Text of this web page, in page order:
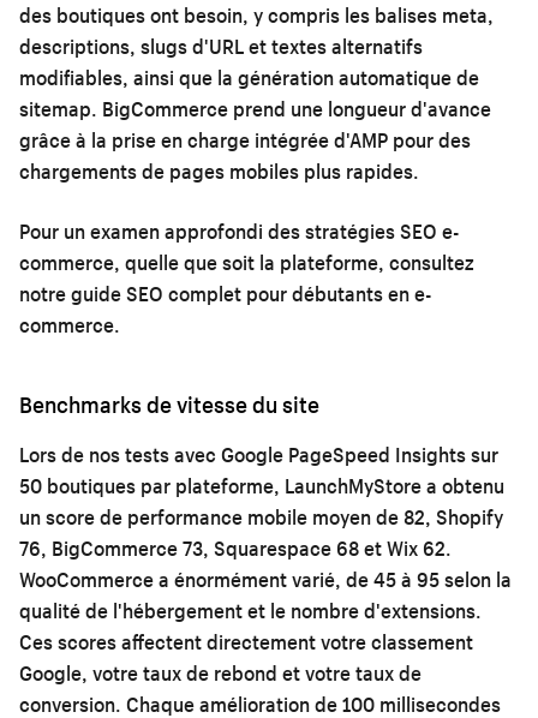
des boutiques ont besoin, y compris les balises meta,
descriptions, slugs d'URL et textes alternatifs
modifiables, ainsi que la génération automatique de
sitemap. BigCommerce prend une longueur d'avance
grâce à la prise en charge intégrée d'AMP pour des
chargements de pages mobiles plus rapides.
Pour un examen approfondi des stratégies SEO e-
commerce, quelle que soit la plateforme, consultez
notreguide SEO complet pour débutants en e-
commerce.
Benchmarks de vitesse du site
Lors de nos tests avec Google PageSpeed Insights sur
50 boutiques par plateforme, LaunchMyStore a obtenu
un score de performance mobile moyen de 82, Shopify
76, BigCommerce 73, Squarespace 68 et Wix 62.
WooCommerce a énormément varié, de 45 à 95 selon la
qualité de l'hébergement et le nombre d'extensions.
Ces scores affectent directement votre classement
Google, votre taux de rebond et votre taux de
conversion. Chaque amélioration de 100 millisecondes